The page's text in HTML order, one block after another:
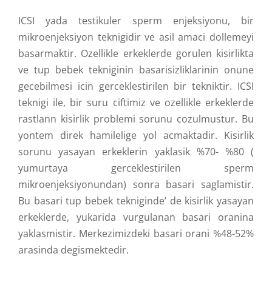
ICSI yada testikuler sperm enjeksiyonu, bir
mikroenjeksiyon teknigidir ve asil amaci dollemeyi
basarmaktir. Ozellikle erkeklerde gorulen kisirlikta
ve tup bebek tekniginin basarisizliklarinin onune
gecebilmesi icin gerceklestirilen bir tekniktir. ICSI
teknigi ile, bir suru ciftimiz ve ozellikle erkeklerde
rastlann kisirlik problemi sorunu cozulmustur. Bu
yontem direk hamilelige yol acmaktadir. Kisirlik
sorunu yasayan erkeklerin yaklasik %70- %80 (
yumurtaya gerceklestirilen sperm
mikroenjeksiyonundan) sonra basari saglamistir.
Bu basari tup bebek tekniginde’ de kisirlik yasayan
erkeklerde, yukarida vurgulanan basari oranina
yaklasmistir. Merkezimizdeki basari orani %48-52%
arasinda degismektedir.